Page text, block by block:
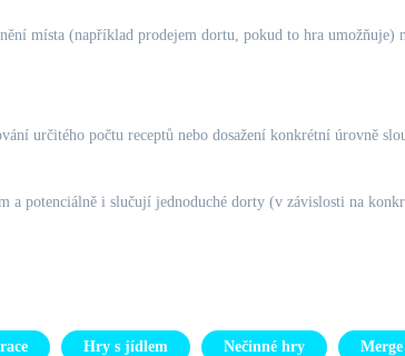
místa (například prodejem dortu, pokud to hra
určitého počtu receptů nebo dosažení konkrétní úrovně
a potenciálně i slučují jednoduché dorty (v závislosti na
Hry s jídlem Nečinné hry